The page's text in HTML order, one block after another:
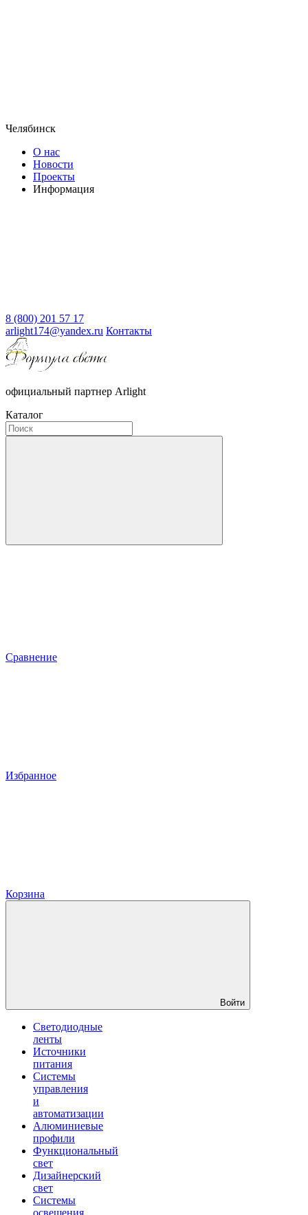
Челябинск
О нас
Новости
Проекты
Информация
8 (800) 201 57 17
arlight174@yandex.ru Контакты
официальный партнер Arlight
Каталог
Сравнение
Избранное
Корзина
Войти
Светодиодные
ленты
Источники
питания
Системы
управления
и
автоматизации
Алюминиевые
профили
Функциональный
свет
Дизайнерский
свет
Системы
освещения